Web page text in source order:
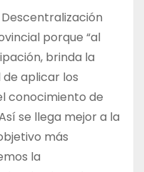
porque “al
brinda la
aplicar los
conocimiento de
se llega mejor a la
más
la